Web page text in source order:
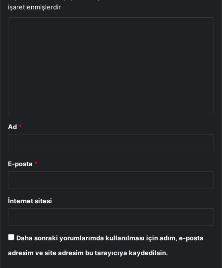
işaretlenmişlerdir
Ad *
E-posta *
İnternet sitesi
Daha sonraki yorumlarımda kullanılması için adım, e-posta
adresim ve site adresim bu tarayıcıya kaydedilsin.